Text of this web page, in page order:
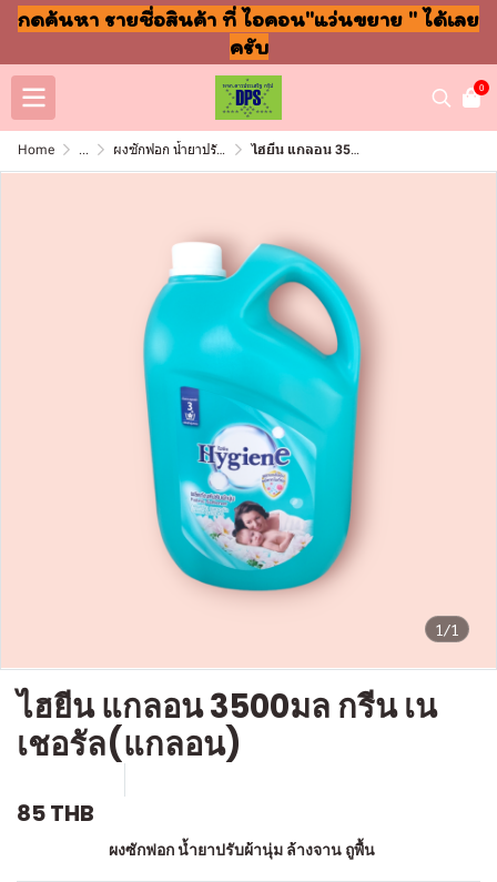
กดค้นหา รายชื่อสินค้า ที่ ไอคอน"แว่นขยาย " ได้เลย
ครับ
0
Home ... ผงซักฟอก น้ำยาปรับผ้านุ่ม ล้างจาน ถูพื้น ไฮยีน แกลอน 3500มล กรีน เนเชอรัล(แกลอน)
1/1
ไฮยีน แกลอน 3500มล กรีน เน
เชอรัล(แกลอน)
85 THB
ผงซักฟอก น้ำยาปรับผ้านุ่ม ล้างจาน ถูพื้น